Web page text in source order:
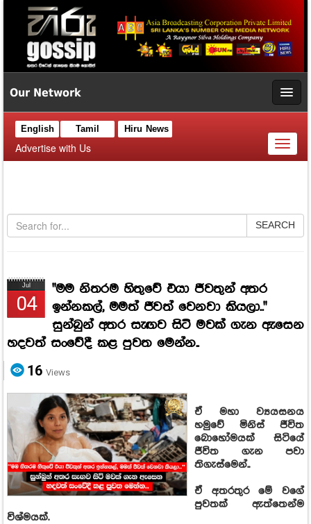
Our Network
English Tamil Hiru News
Advertise with Us
Toggle
SEARCH
Jul
04
"මම නිතරම හිතුවේ එයා ජීවතුන් අතර
ඉන්නකල්, මමත් ජීවත් වෙනවා කියලා.."
සුන්බුන් අතර සැඟව සිටි මවක් ගැන ඇසෙන
හදවත් සංවේදී කළ පුවත මෙන්න..
16 Views
ඒ මහා ව්‍යයසනය
හමුවේ මිනිස් ජීවිත
බොහෝමයක් සිටියේ
ජීවිත ගැන පවා
තිගැස්මෙන්..
ඒ අතරතුර මේ වගේ
පුවතක් ඇත්තෙන්ම
විශ්මයක්.